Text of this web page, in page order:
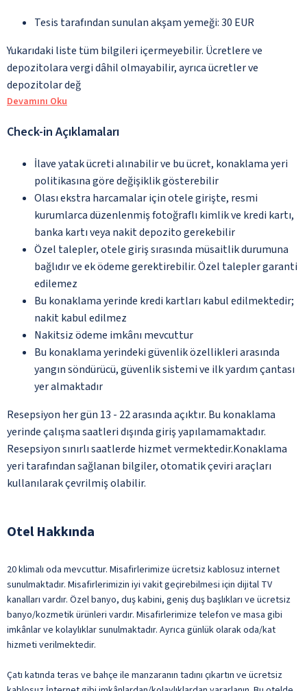
Tesis tarafından sunulan akşam yemeği: 30 EUR
Yukarıdaki liste tüm bilgileri içermeyebilir. Ücretlere ve
depozitolara vergi dâhil olmayabilir, ayrıca ücretler ve
depozitolar değ
Devamını Oku
Check-in Açıklamaları
İlave yatak ücreti alınabilir ve bu ücret, konaklama yeri
politikasına göre değişiklik gösterebilir
Olası ekstra harcamalar için otele girişte, resmi
kurumlarca düzenlenmiş fotoğraflı kimlik ve kredi kartı,
banka kartı veya nakit depozito gerekebilir
Özel talepler, otele giriş sırasında müsaitlik durumuna
bağlıdır ve ek ödeme gerektirebilir. Özel talepler garanti
edilemez
Bu konaklama yerinde kredi kartları kabul edilmektedir;
nakit kabul edilmez
Nakitsiz ödeme imkânı mevcuttur
Bu konaklama yerindeki güvenlik özellikleri arasında
yangın söndürücü, güvenlik sistemi ve ilk yardım çantası
yer almaktadır
Resepsiyon her gün 13 - 22 arasında açıktır. Bu konaklama
yerinde çalışma saatleri dışında giriş yapılamamaktadır.
Resepsiyon sınırlı saatlerde hizmet vermektedir.Konaklama
yeri tarafından sağlanan bilgiler, otomatik çeviri araçları
kullanılarak çevrilmiş olabilir.
Otel Hakkında
20 klimalı oda mevcuttur. Misafirlerimize ücretsiz kablosuz internet
sunulmaktadır. Misafirlerimizin iyi vakit geçirebilmesi için dijital TV
kanalları vardır. Özel banyo, duş kabini, geniş duş başlıkları ve ücretsiz
banyo/kozmetik ürünleri vardır. Misafirlerimize telefon ve masa gibi
imkânlar ve kolaylıklar sunulmaktadır. Ayrıca günlük olarak oda/kat
hizmeti verilmektedir.
Çatı katında teras ve bahçe ile manzaranın tadını çıkartın ve ücretsiz